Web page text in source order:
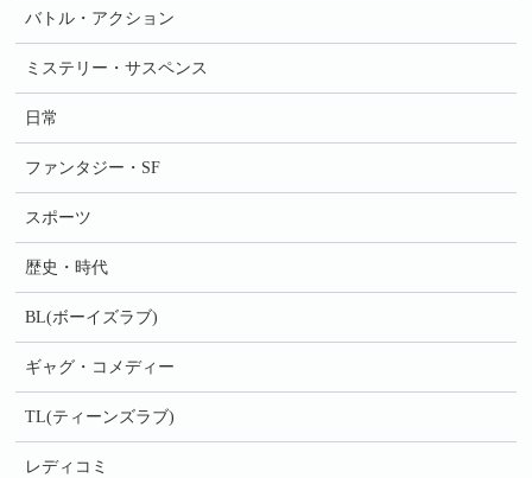
バトル・アクション
ミステリー・サスペンス
日常
ファンタジー・SF
スポーツ
歴史・時代
BL(ボーイズラブ)
ギャグ・コメディー
TL(ティーンズラブ)
レディコミ